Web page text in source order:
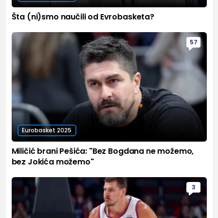
Šta (ni)smo naučili od Evrobasketa?
57
Eurobasket 2025
Miličić brani Pešića: "Bez Bogdana ne možemo,
bez Jokića možemo"
3